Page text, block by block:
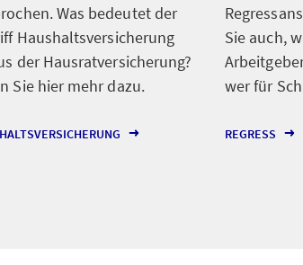
Was bedeutet der
Haushaltsversicherung
der Hausratversicherung?
Sie hier mehr dazu.
Sie auch,
wer für
REGRESS